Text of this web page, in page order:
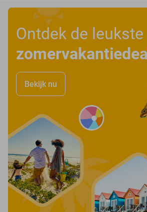
Ontdek de leukste
Bekijk nu